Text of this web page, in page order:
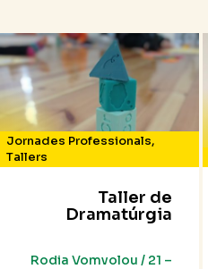
Jornades Professionals,
Tallers
Taller de
Dramatúrgia
Rodia Vomvolou / 21 –